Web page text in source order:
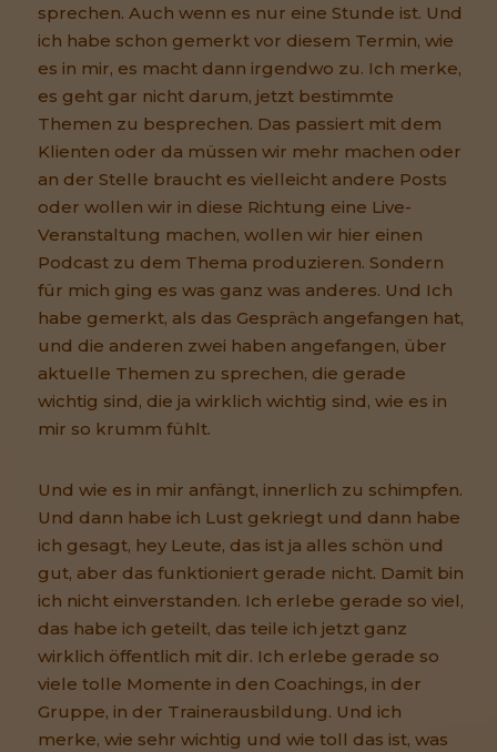
sprechen. Auch wenn es nur eine Stunde ist. Und
ich habe schon gemerkt vor diesem Termin, wie
es in mir, es macht dann irgendwo zu. Ich merke,
es geht gar nicht darum, jetzt bestimmte
Themen zu besprechen. Das passiert mit dem
Klienten oder da müssen wir mehr machen oder
an der Stelle braucht es vielleicht andere Posts
oder wollen wir in diese Richtung eine Live-
Veranstaltung machen, wollen wir hier einen
Podcast zu dem Thema produzieren. Sondern
für mich ging es was ganz was anderes. Und Ich
habe gemerkt, als das Gespräch angefangen hat,
und die anderen zwei haben angefangen, über
aktuelle Themen zu sprechen, die gerade
wichtig sind, die ja wirklich wichtig sind, wie es in
mir so krumm fühlt.
Und wie es in mir anfängt, innerlich zu schimpfen.
Und dann habe ich Lust gekriegt und dann habe
ich gesagt, hey Leute, das ist ja alles schön und
gut, aber das funktioniert gerade nicht. Damit bin
ich nicht einverstanden. Ich erlebe gerade so viel,
das habe ich geteilt, das teile ich jetzt ganz
wirklich öffentlich mit dir. Ich erlebe gerade so
viele tolle Momente in den Coachings, in der
Gruppe, in der Trainerausbildung. Und ich
merke, wie sehr wichtig und wie toll das ist, was